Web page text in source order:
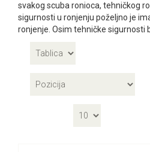
svakog scuba ronioca, tehničkog
sigurnosti u ronjenju poželjno je
ronjenje. Osim tehničke sigurnosti